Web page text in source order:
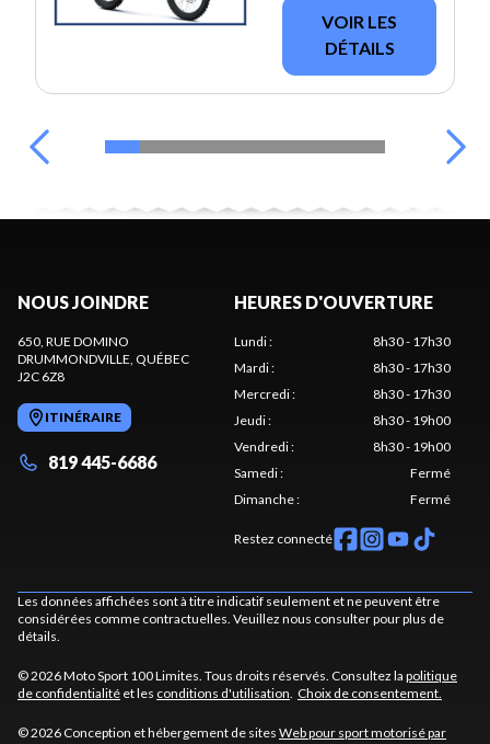
VOIR LES
DÉTAILS
NOUS JOINDRE
650, RUE DOMINO
DRUMMONDVILLE, QUÉBEC
J2C 6Z8
ITINÉRAIRE
819 445-6686
HEURES D'OUVERTURE
Lundi:
8h30 - 17h30
Mardi:
8h30 - 17h30
Mercredi:
8h30 - 17h30
Jeudi:
8h30 - 19h00
Vendredi:
8h30 - 19h00
Samedi:
Fermé
Dimanche: Fermé
Restez connecté
Les données affichées sont à titre indicatif seulement et ne peuvent être
considérées comme contractuelles. Veuillez nous consulter pour plus de
détails.
© 2026 Moto Sport 100 Limites. Tous droits réservés. Consultez la politique
de confidentialité et les conditions d'utilisation. Choix de consentement.
© 2026 Conception et hébergement de sites Web pour sport motorisé par